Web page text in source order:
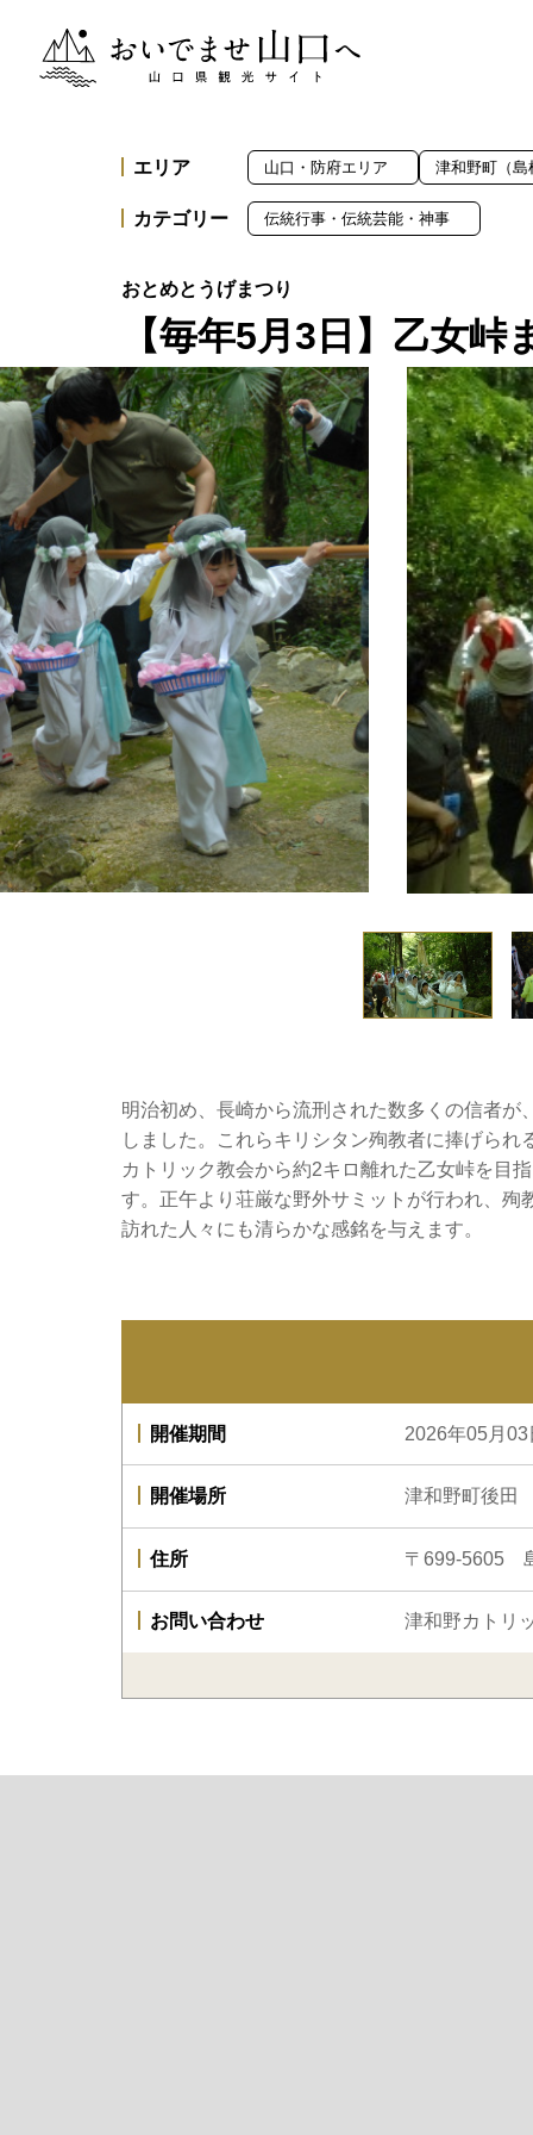
おいでませ山口へー山口県観光サイト
【毎年5月3日】乙女峠
明治初め、長崎から流刑された数多くの信者
しました。これらキリシタン殉教者に捧げら
カトリック教会から約2キロ離れた乙女峠を目
す。正午より荘厳な野外サミットが行われ、
訪れた人々にも清らかな感銘を与えます。
エリア 山口・防府エリア 津和野町（島
カテゴリー 伝統行事・伝統芸能・神事
開催期間 2026年05月03
開催場所 津和野町後田
住所 〒699-5605
お問い合わせ 津和野カトリ